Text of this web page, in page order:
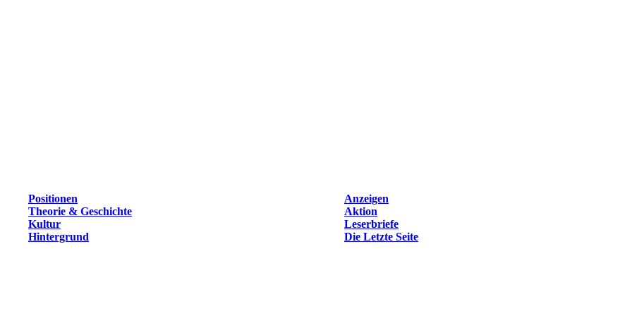
Positionen
Anzeigen
Theorie & Geschichte
Aktion
Kultur
Leserbriefe
Hintergrund Die Letzte Seite